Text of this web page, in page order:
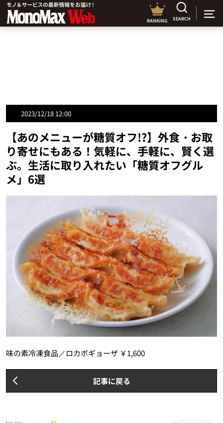
RANKING SEARCH
2023/12/18 12:00
【あのメニューが糖質オフ!?】外食・お取
り寄せにもある！気軽に、手軽に、賢く選
ぶ。生活に取り入れたい「糖質オフグル
メ」6選
味の素冷凍食品／ロカボギョーザ ￥1,600
記事に戻る